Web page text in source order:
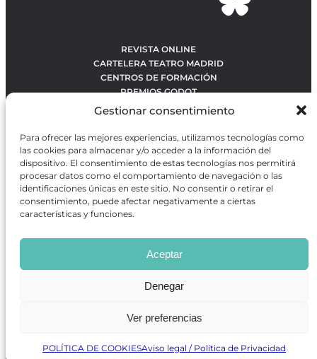
Gestionar consentimiento
Para ofrecer las mejores experiencias, utilizamos tecnologías como
las cookies para almacenar y/o acceder a la información del
dispositivo. El consentimiento de estas tecnologías nos permitirá
procesar datos como el comportamiento de navegación o las
identificaciones únicas en este sitio. No consentir o retirar el
consentimiento, puede afectar negativamente a ciertas
características y funciones.
Aceptar
Denegar
Ver preferencias
POLÍTICA DE COOKIESAviso legal / Política de Privacidad
REVISTA ONLINE
CARTELERA TEATRO MADRID
CENTROS DE FORMACIÓN
PREMIOS GODOT
CONTACTO
OBRAS MÁS VOTADAS
RANKING MEJORES OBRAS
BÚSQUEDA AVANZADA DE OBRAS
Revista GODOTes una revista independiente especializada
en información sobre artes escénicas de Madrid, gratuita y
que se distribuye en espacios escénicos, además de otros
puntos de interés turístico y de ocio de la capital.
Desarrollado por Precise Future